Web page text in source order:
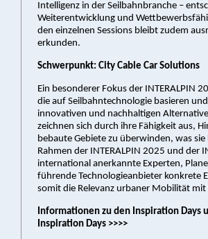
Intelligenz in der Seilbahnbranche –
Weiterentwicklung und
den einzelnen Sessions bleibt zudem
erkunden.
Schwerpunkt: City Cable Car Solutions
Ein besonderer Fokus der INTERALPIN
die auf Seilbahntechnologie basieren
innovativen und nachhaltigen
zeichnen sich durch ihre Fähigkeit aus,
bebaute Gebiete zu überwinden, was
Rahmen der INTERALPIN 2025 und der
international anerkannte Experten,
führende Technologieanbieter konkrete
somit die Relevanz urbaner Mobilität
Informationen zu den Inspiration Days
Inspiration Days >>>>